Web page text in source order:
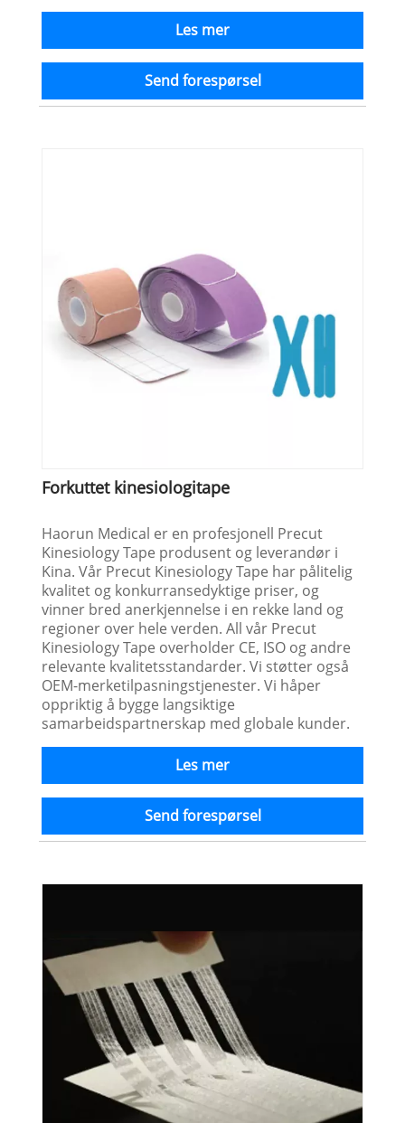
Les mer
Send forespørsel
Forkuttet kinesiologitape
Haorun Medical er en profesjonell Precut
Kinesiology Tape produsent og leverandør i
Kina. Vår Precut Kinesiology Tape har pålitelig
kvalitet og konkurransedyktige priser, og
vinner bred anerkjennelse i en rekke land og
regioner over hele verden. All vår Precut
Kinesiology Tape overholder CE, ISO og andre
relevante kvalitetsstandarder. Vi støtter også
OEM-merketilpasningstjenester. Vi håper
oppriktig å bygge langsiktige
samarbeidspartnerskap med globale kunder.
Les mer
Send forespørsel